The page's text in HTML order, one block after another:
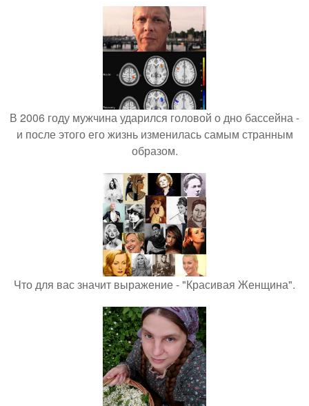
В 2006 году мужчина ударился головой о дно бассейна -
и после этого его жизнь изменилась самым странным
образом.
Что для вас значит выражение - "Красивая Женщина".